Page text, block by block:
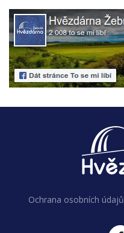
Ochrana osobních údajů